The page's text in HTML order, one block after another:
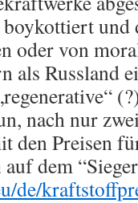
und
oder von
als Russland
nach nur
den Preisen
dem
de/